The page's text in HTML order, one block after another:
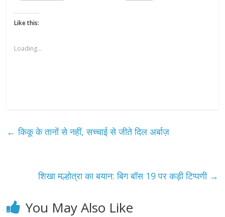
Like this:
Loading...
← किकू के तानों से नहीं, सच्चाई से जीते दिल अर्बाज़
शिखा मल्होत्रा का बयान: बिग बॉस 19 पर कड़ी टिप्पणी →
You May Also Like